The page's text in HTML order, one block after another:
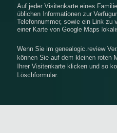
Auf jeder Visitenkarte eines
üblichen Informationen zur
Telefonnummer, sowie ein Link zu
einer Karte von Google Maps
Wenn Sie im genealogic.review
können Sie auf dem kleinen roten
Ihrer Visitenkarte klicken und so
Löschformular.